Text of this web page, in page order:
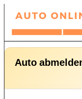
Zum
springen
Auto